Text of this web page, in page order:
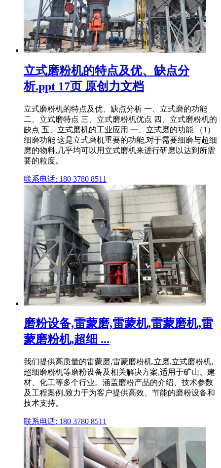
立式磨粉机的特点及优、缺点分
析.ppt 17页 原创力文档
立式磨粉机的特点及优、缺点分析 一、立式磨的功能
二、立式磨特点 三、立式磨粉机优点 四、立式磨粉机的
缺点 五、立式磨机的工业应用 一、立式磨的功能 （1）
细磨功能 这是立式磨机重要的功能,对于需要细磨与超细
磨的物料,几乎均可以用立式磨机来进行研磨以达到所需
要的粒度。
联系电话: 180 3780 8511
磨粉设备,雷蒙磨,雷蒙机,雷蒙磨机,雷
蒙磨粉机,超细 ...
我们提供高质量的雷蒙磨,雷蒙磨粉机,立磨,立式磨粉机,
超细磨粉机等磨粉设备及相关解决方案,适用于矿山、建
材、化工等多个行业。涵盖磨粉产品的介绍、技术参数
及工程案例,致力于为客户提供高效、节能的磨粉设备和
技术支持。
联系电话: 180 3780 8511